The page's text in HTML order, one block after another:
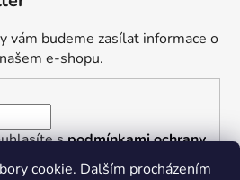
cookie. Dalším procházením
vám budeme zasílat informace o
e-shopu.
spodmínkami ochrany